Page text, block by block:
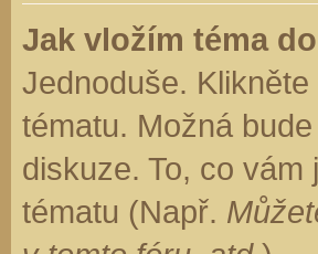
Jak vložím téma
Jednoduše.
tématu. Možná
diskuze. To, co
tématu (Např.